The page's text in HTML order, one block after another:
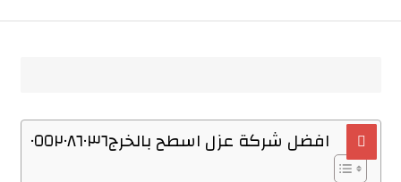
افضل شركة عزل اسطح بالخرج٠٥٥٢٠٨٦٠٣٦